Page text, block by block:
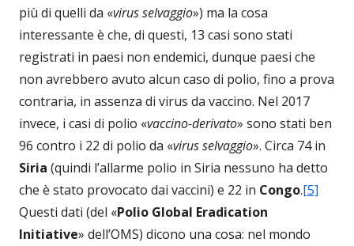
più di quelli da «virus selvaggio») ma la cosa
interessante è che, di questi, 13 casi sono stati
registrati in paesi non endemici, dunque paesi che
non avrebbero avuto alcun caso di polio, fino a prova
contraria, in assenza di virus da vaccino. Nel 2017
invece, i casi di polio «vaccino-derivato» sono stati ben
96 contro i 22 di polio da «virus selvaggio». Circa 74 in
Siria (quindi l’allarme polio in Siria nessuno ha detto
che è stato provocato dai vaccini) e 22 in Congo.[5]
Questi dati (del «Polio Global Eradication
Initiative» dell’OMS) dicono una cosa: nel mondo